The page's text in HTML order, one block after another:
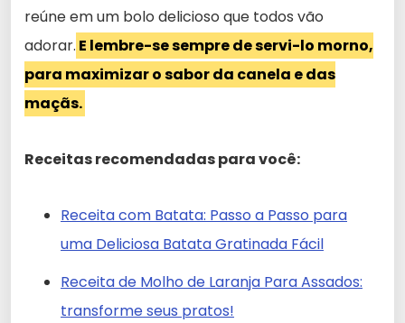
reúne em um bolo delicioso que todos vão
adorar. E lembre-se sempre de servi-lo morno,
para maximizar o sabor da canela e das
maçãs.
Receitas recomendadas para você:
Receita com Batata: Passo a Passo para
uma Deliciosa Batata Gratinada Fácil
Receita de Molho de Laranja Para Assados:
transforme seus pratos!